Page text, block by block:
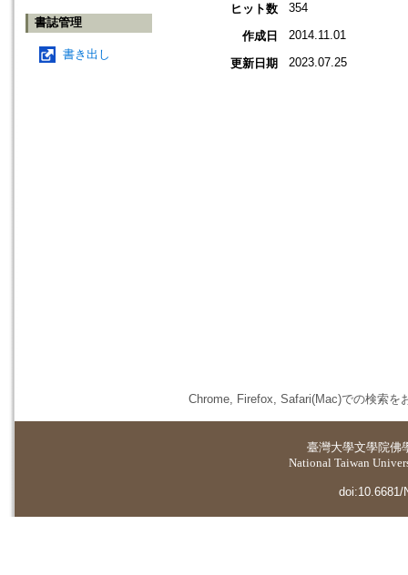
書誌管理
書き出し
ヒット数
354
作成日 2014.11.01
更新日期 2023.07.25
Chrome, Firefox, Safari(Mac)での検索を
臺灣大學文學院佛
National Taiwan
doi:10.6681/